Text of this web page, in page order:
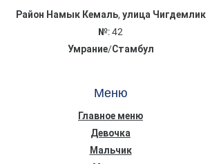
Район Намык Кемаль, улица Чигдемлик
№: 42
Умрание/Стамбул
Меню
Главное меню
Девочка
Мальчик